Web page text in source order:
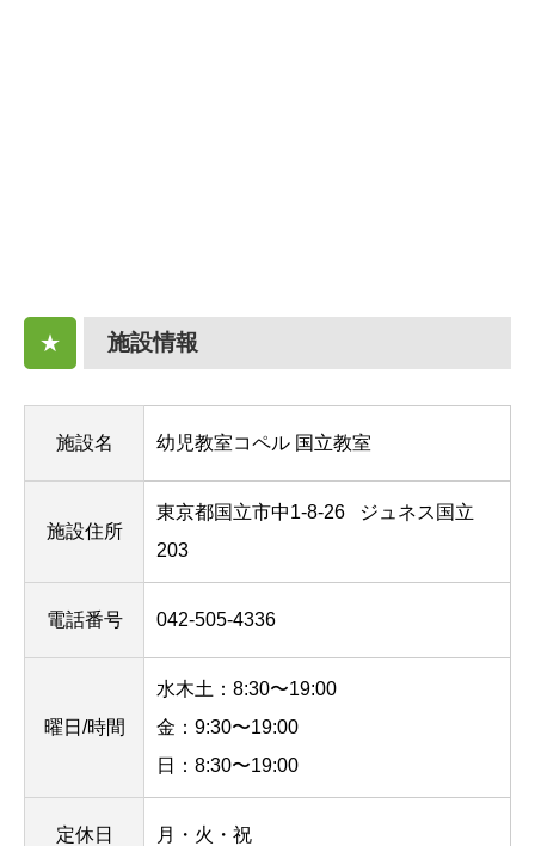
★ 施設情報
施設名 幼児教室コペル 国立教室
施設住所
東京都国立市中1-8-26
ジュネス国立
203
電話番号 042-505-4336
曜日/時間
水木土：8:30〜19:00
金：9:30〜19:00
日：8:30〜19:00
定休日 月・火・祝